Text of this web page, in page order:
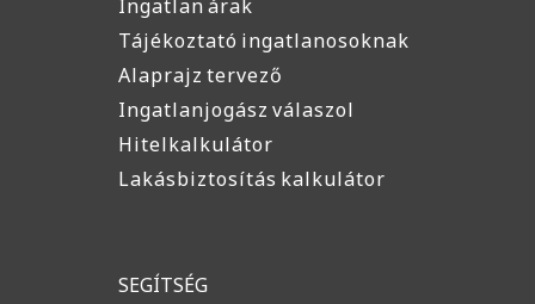
Ingatlan árak
Tájékoztató ingatlanosoknak
Alaprajz tervező
Ingatlanjogász válaszol
Hitelkalkulátor
Lakásbiztosítás kalkulátor
SEGÍTSÉG